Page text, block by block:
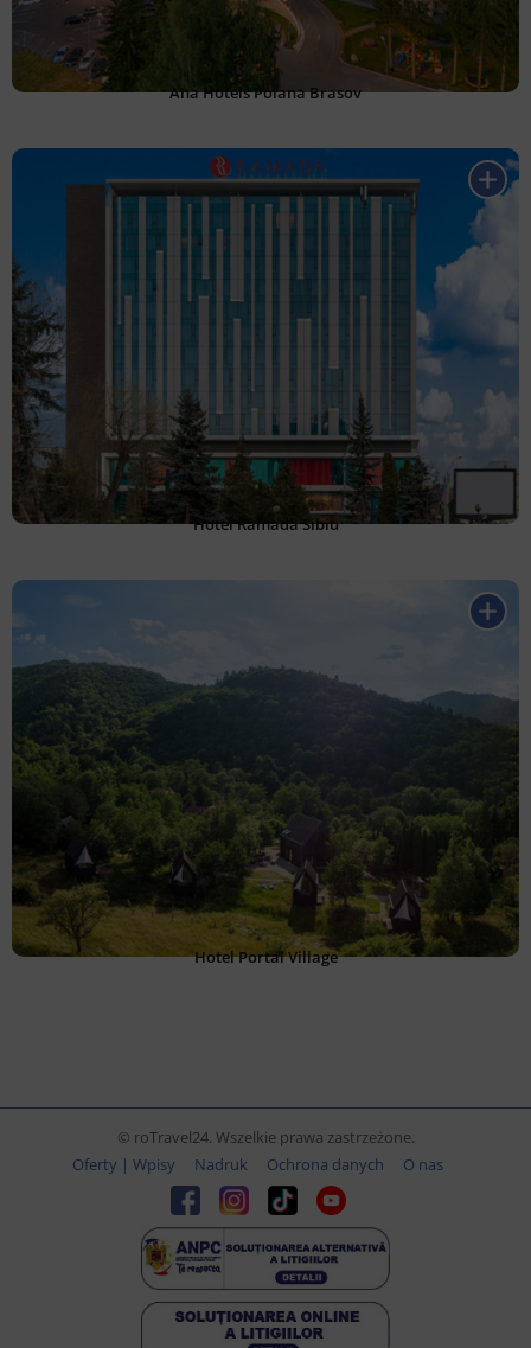
Ana Hotels Poiana Brasov
Hotel Ramada Sibiu
Hotel Portal Village
© roTravel24. Wszelkie prawa zastrzeżone.
Oferty | Wpisy
Nadruk Ochrona danych O nas